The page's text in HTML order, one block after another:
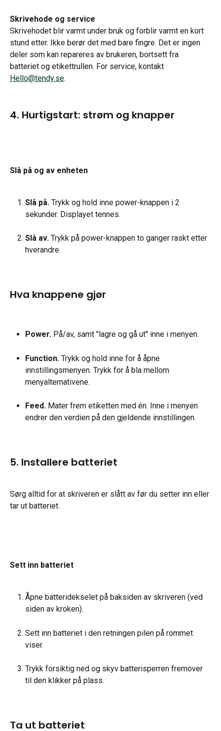
Skrivehode og service
Skrivehodet blir varmt under bruk og forblir varmt en kort
stund etter. Ikke berør det med bare fingre. Det er ingen
deler som kan repareres av brukeren, bortsett fra
batteriet og etikettrullen. For service, kontakt
Hello@tendy.se.
4. Hurtigstart: strøm og knapper
Slå på og av enheten
Slå på. Trykk og hold inne power-knappen i 2
sekunder. Displayet tennes.
Slå av. Trykk på power-knappen to ganger raskt etter
hverandre.
Hva knappene gjør
Power. På/av, samt "lagre og gå ut" inne i menyen.
Function. Trykk og hold inne for å åpne
innstillingsmenyen. Trykk for å bla mellom
menyalternativene.
Feed. Mater frem etiketten med én. Inne i menyen
endrer den verdien på den gjeldende innstillingen.
5. Installere batteriet
Sørg alltid for at skriveren er slått av før du setter inn eller
tar ut batteriet.
Sett inn batteriet
Åpne batteridekselet på baksiden av skriveren (ved
siden av kroken).
Sett inn batteriet i den retningen pilen på rommet
viser.
Trykk forsiktig ned og skyv batterisperren fremover
til den klikker på plass.
Ta ut batteriet